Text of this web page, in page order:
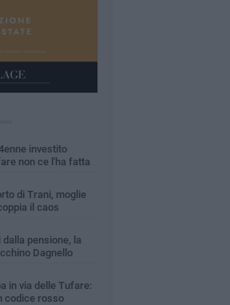
investito
non ce l'ha fatta
di Trani, moglie
il caos
pensione, la
Dagnello
in via delle Tufare:
codice rosso